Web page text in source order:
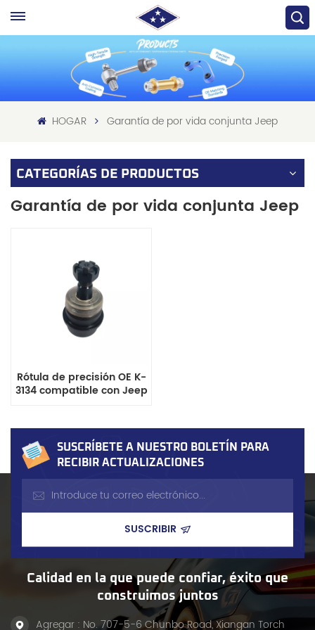
HOGAR Garantía de por vida conjunta Jeep
CATEGORÍAS DE PRODUCTOS
Garantía de por vida conjunta Jeep
Rótula de precisión OE K-
3134 compatible con Jeep
SUSCRÍBETE A NUESTRO BOLETÍN PARA
RECIBIR ACTUALIZACIONES
Calidad en la que puede confiar, éxito que
construimos juntos
Agregar : No. 707-5-6 Chunbo Road, Xiangan Torch